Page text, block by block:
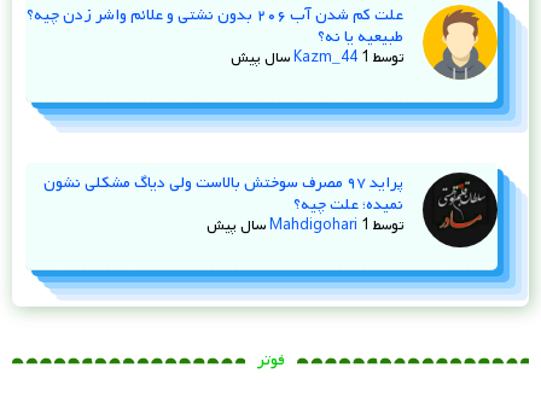
علت کم شدن آب ۲۰۶ بدون نشتی و علائم واشر زدن چیه؟
طبیعیه یا نه؟
توسط Kazm_44 1 سال پیش
پراید ۹۷ مصرف سوختش بالاست ولی دیاگ مشکلی نشون
نمیده؛ علت چیه؟
توسط Mahdigohari 1 سال پیش
فوتر